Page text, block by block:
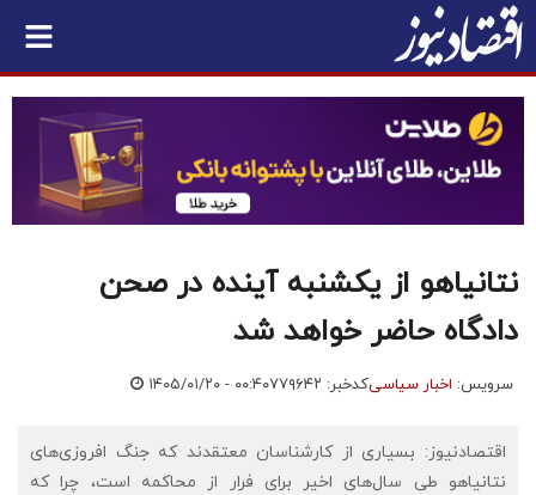
نتانیاهو از یکشنبه آینده در صحن
دادگاه حاضر خواهد شد
سرویس: اخبار سیاسیکدخبر: ۷۷۹۶۴۲ ۱۴۰۵/۰۱/۲۰ - ۰۰:۴۰
اقتصادنیوز: بسیاری از کارشناسان معتقدند که جنگ افروزی‌های
نتانیاهو طی سال‌های اخیر برای فرار از محاکمه است، چرا که